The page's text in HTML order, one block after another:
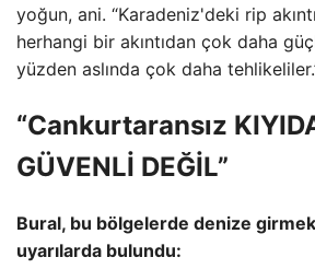
yoğun, ani. “Karadeniz'deki rip
herhangi bir akıntıdan çok daha
yüzden aslında çok daha
“Cankurtaransız
GÜVENLİ DEĞİL”
Bural, bu bölgelerde denize
uyarılarda bulundu: